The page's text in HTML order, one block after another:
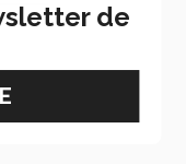
nacional de
de